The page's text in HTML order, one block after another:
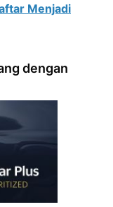
Menjadi
dengan